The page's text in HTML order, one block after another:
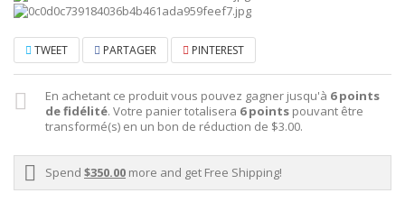
TWEET PARTAGER PINTEREST
En achetant ce produit vous pouvez gagner jusqu'à 6points
de fidélité. Votre panier totalisera 6points pouvant être
transformé(s) en un bon de réduction de $3.00.
Spend $350.00 more and get Free Shipping!